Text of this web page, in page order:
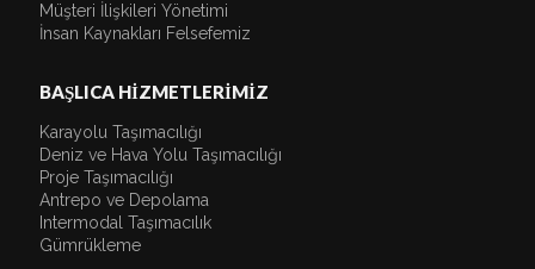
Müşteri İlişkileri Yönetimi
İnsan Kaynakları Felsefemiz
BAŞLICA HİZMETLERİMİZ
Karayolu Taşımacılığı
Deniz ve Hava Yolu Taşımacılığı
Proje Taşımacılığı
Antrepo ve Depolama
Intermodal Taşımacılık
Gümrükleme